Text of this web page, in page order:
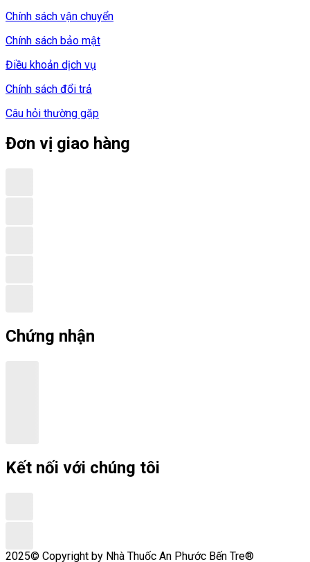
Chính sách vận chuyển
Chính sách bảo mật
Điều khoản dịch vụ
Chính sách đổi trả
Câu hỏi thường gặp
Đơn vị giao hàng
Chứng nhận
Kết nối với chúng tôi
2025© Copyright by Nhà Thuốc An Phước Bến Tre®